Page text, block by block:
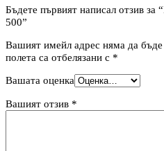
Бъдете първият написал отзив
500”
Вашият имейл адрес няма да бъде
полета са отбелязани с *
Вашата оценка
Вашият отзив *